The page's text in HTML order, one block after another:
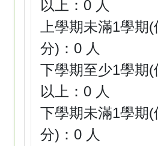
以上：0 人
上學期未滿1學期
分)：0 人
下學期至少1學期(
以上：0 人
下學期未滿1學期(
分)：0 人